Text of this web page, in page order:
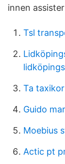
innen
Tsl
Ta
Guido
Moebius
Actic pt